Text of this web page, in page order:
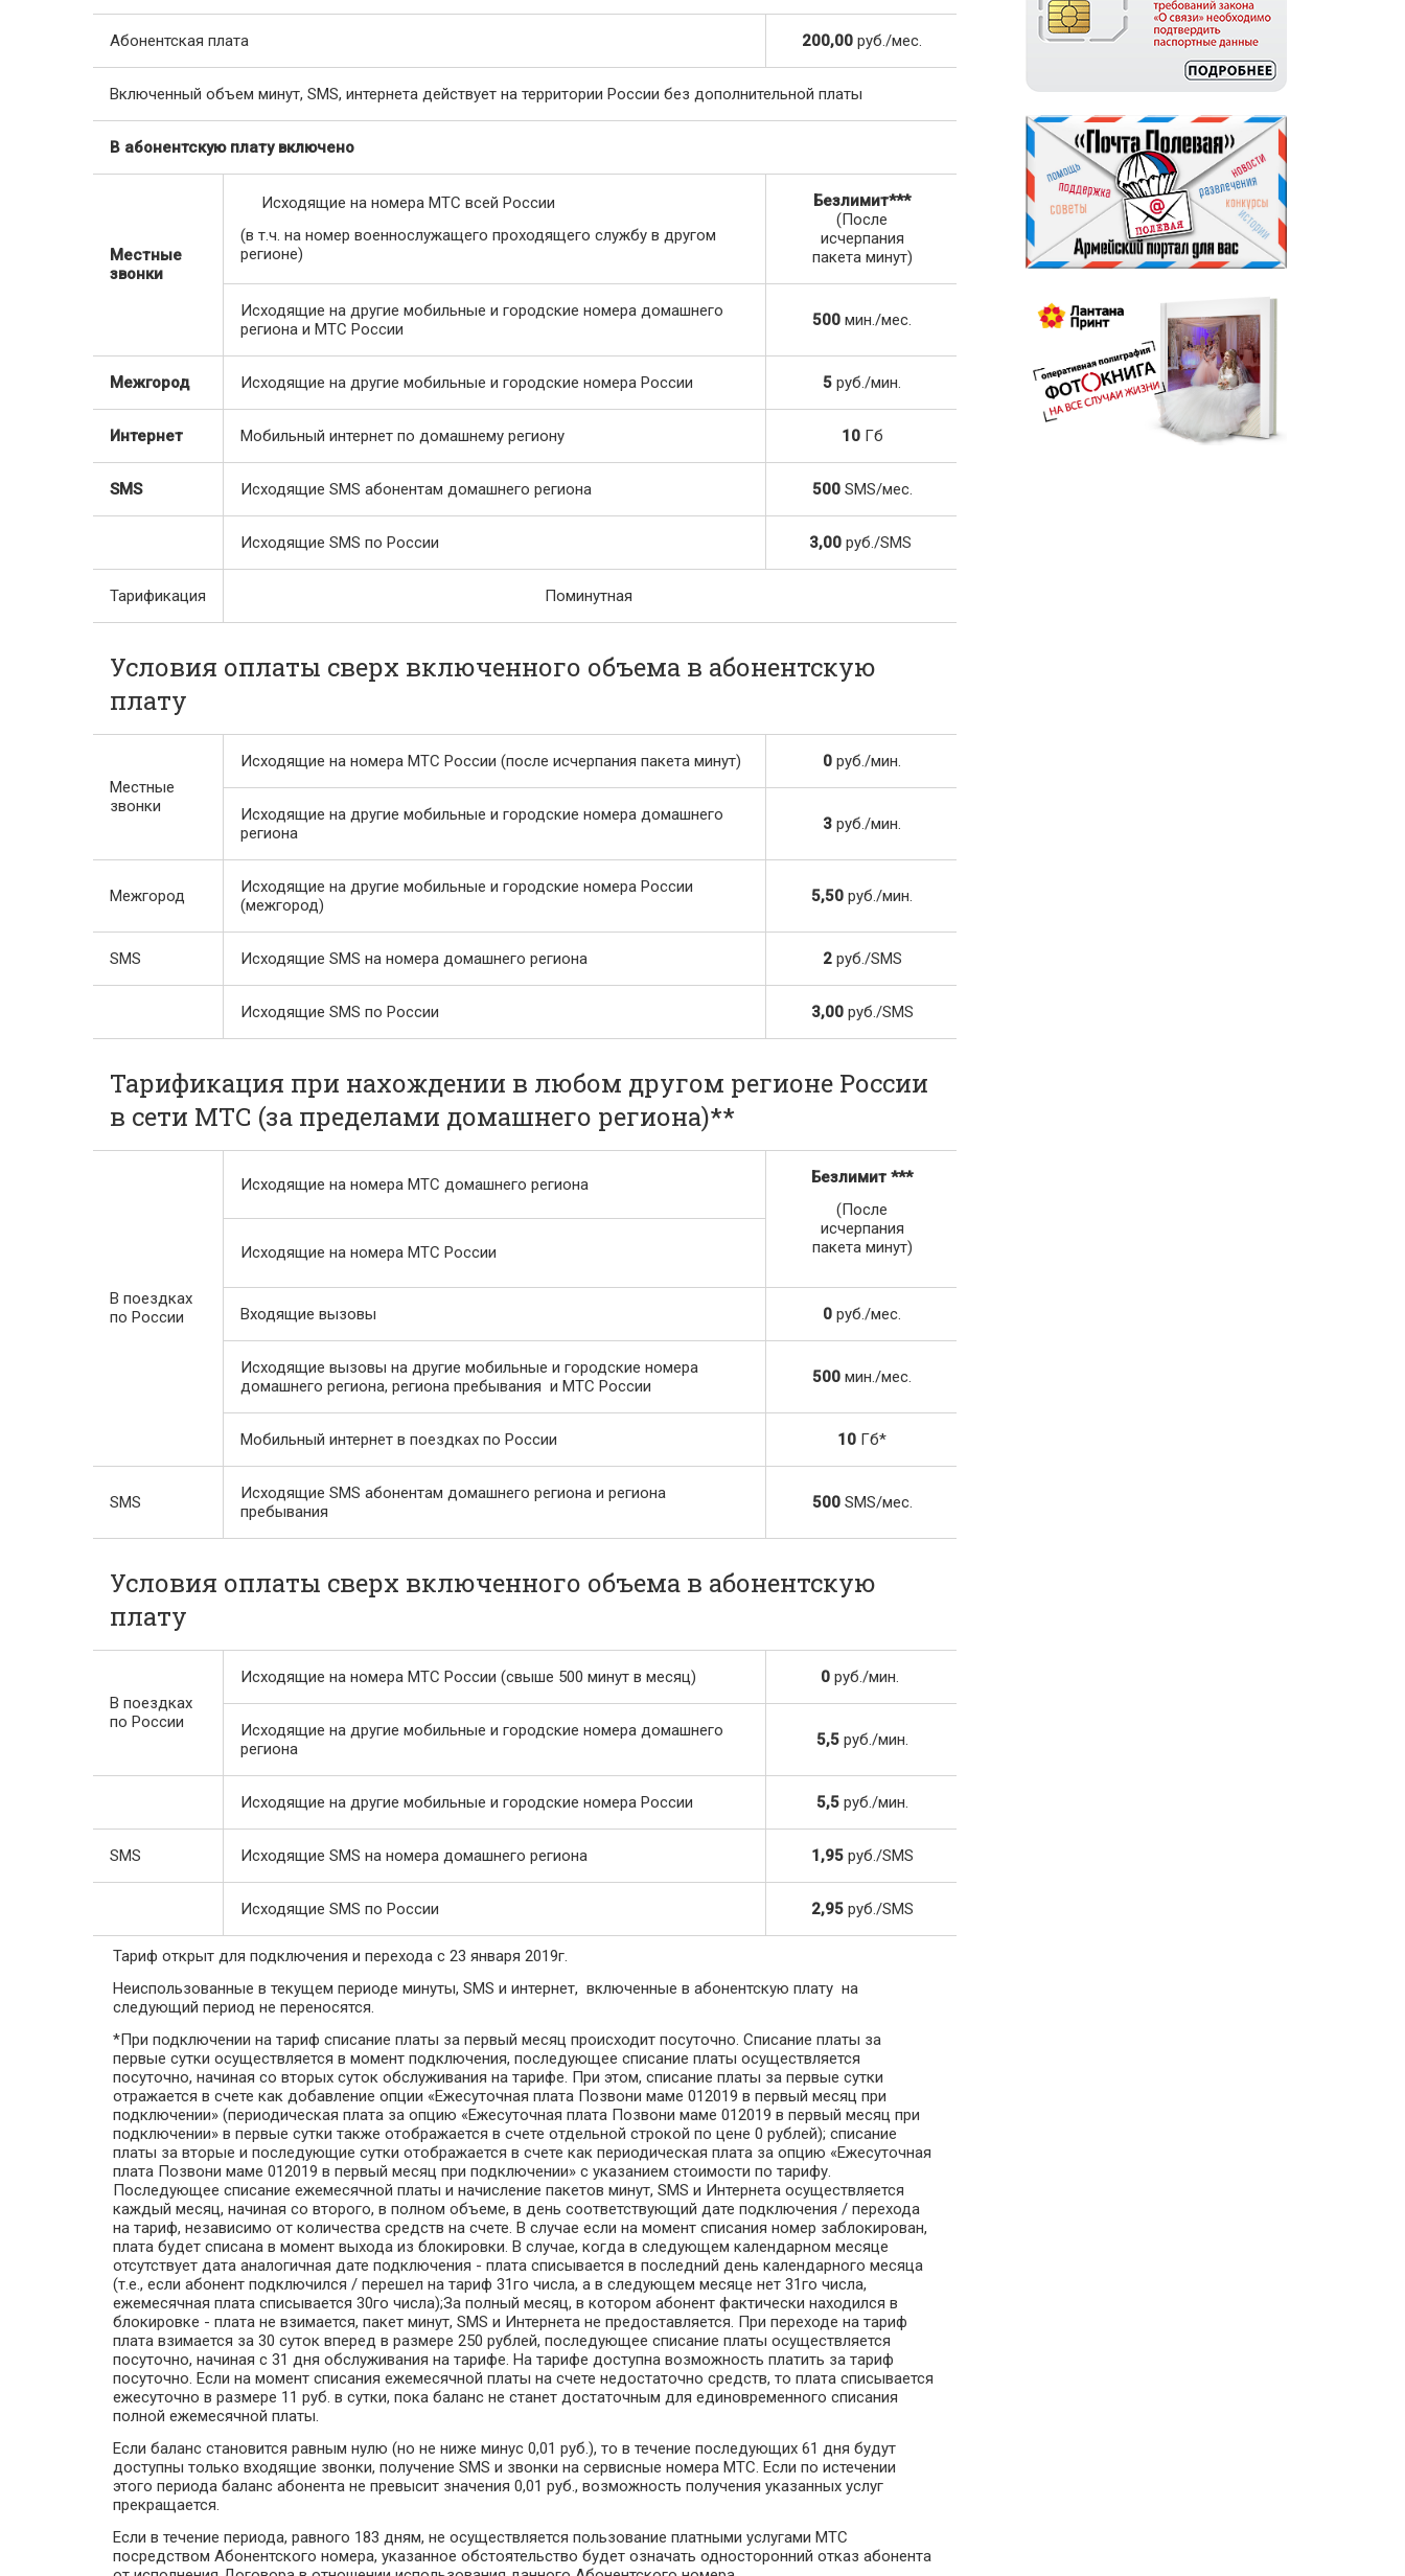
Абонентская плата 200,00 руб./мес.
Включенный объем минут, SMS, интернета действует на территории России без дополнительной платы
В абонентскую плату включено
Местные
звонки
Исходящие на номера МТС всей России
(в т.ч. на номер военнослужащего проходящего службу в другом
регионе)
Безлимит***
(После
исчерпания
пакета минут)
Исходящие на другие мобильные и городские номера домашнего
региона и МТС России
500 мин./мес.
Межгород Исходящие на другие мобильные и городские номера России 5 руб./мин.
Интернет Мобильный интернет по домашнему региону 10 Гб
SMS Исходящие SMS абонентам домашнего региона 500SMS/мес.
Исходящие SMS по России 3,00руб./SMS
Тарификация Поминутная
Условия оплаты сверх включенного объема в абонентскую
плату
Местные
звонки
Исходящие на номера МТС России (после исчерпания пакета минут) 0 руб./мин.
Исходящие на другие мобильные и городские номера домашнего
региона
3 руб./мин.
Межгород
Исходящие на другие мобильные и городские номера России
(межгород)
5,50 руб./мин.
SMS Исходящие SMS на номера домашнего региона 2руб./SMS
Исходящие SMS по России 3,00руб./SMS
Тарификация при нахождении в любом другом регионе России
в сети МТС (за пределами домашнего региона)**
В поездках
по России
Исходящие на номера МТС домашнего региона Безлимит ***
(После
исчерпания
пакета минут)
Исходящие на номера МТС России
Входящие вызовы 0 руб./мес.
Исходящие вызовы на другие мобильные и городские номера
домашнего региона, региона пребывания и МТС России
500 мин./мес.
Мобильный интернет в поездках по России 10 Гб*
SMS
Исходящие SMS абонентам домашнего региона и региона
пребывания
500 SMS/мес.
Условия оплаты сверх включенного объема в абонентскую
плату
В поездках
по России
Исходящие на номера МТС России (свыше 500 минут в месяц) 0 руб./мин.
Исходящие на другие мобильные и городские номера домашнего
региона
5,5 руб./мин.
Исходящие на другие мобильные и городские номера России 5,5руб./мин.
SMS Исходящие SMS на номера домашнего региона 1,95руб./SMS
Исходящие SMS по России 2,95 руб./SMS
Тариф открыт для подключения и перехода с 23 января 2019г.
Неиспользованные в текущем периоде минуты, SMS и интернет, включенные в абонентскую плату на
следующий период не переносятся.
*При подключении на тариф списание платы за первый месяц происходит посуточно. Списание платы за
первые сутки осуществляется в момент подключения, последующее списание платы осуществляется
посуточно, начиная со вторых суток обслуживания на тарифе. При этом, списание платы за первые сутки
отражается в счете как добавление опции «Ежесуточная плата Позвони маме 012019 в первый месяц при
подключении» (периодическая плата за опцию «Ежесуточная плата Позвони маме 012019 в первый месяц при
подключении» в первые сутки также отображается в счете отдельной строкой по цене 0 рублей); списание
платы за вторые и последующие сутки отображается в счете как периодическая плата за опцию «Ежесуточная
плата Позвони маме 012019 в первый месяц при подключении» с указанием стоимости по тарифу.
Последующее списание ежемесячной платы и начисление пакетов минут, SMS и Интернета осуществляется
каждый месяц, начиная со второго, в полном объеме, в день соответствующий дате подключения / перехода
на тариф, независимо от количества средств на счете. В случае если на момент списания номер заблокирован,
плата будет списана в момент выхода из блокировки. В случае, когда в следующем календарном месяце
отсутствует дата аналогичная дате подключения - плата списывается в последний день календарного месяца
(т.е., если абонент подключился / перешел на тариф 31го числа, а в следующем месяце нет 31го числа,
ежемесячная плата списывается 30го числа);За полный месяц, в котором абонент фактически находился в
блокировке - плата не взимается, пакет минут, SMS и Интернета не предоставляется. При переходе на тариф
плата взимается за 30 суток вперед в размере 250 рублей, последующее списание платы осуществляется
посуточно, начиная с 31 дня обслуживания на тарифе. На тарифе доступна возможность платить за тариф
посуточно. Если на момент списания ежемесячной платы на счете недостаточно средств, то плата списывается
ежесуточно в размере 11 руб. в сутки, пока баланс не станет достаточным для единовременного списания
полной ежемесячной платы.
Если баланс становится равным нулю (но не ниже минус 0,01 руб.), то в течение последующих 61 дня будут
доступны только входящие звонки, получение SMS и звонки на сервисные номера МТС. Если по истечении
этого периода баланс абонента не превысит значения 0,01 руб., возможность получения указанных услуг
прекращается.
Если в течение периода, равного 183 дням, не осуществляется пользование платными услугами МТС
посредством Абонентского номера, указанное обстоятельство будет означать односторонний отказ абонента